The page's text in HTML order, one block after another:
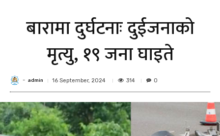
बारामा दुर्घटनाः दुईजनाको
मृत्यु, १९ जना घाइते
- admin 16 September, 2024 314 0